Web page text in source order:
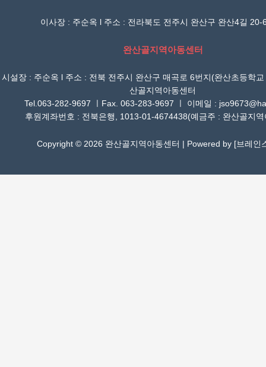
이사장 : 주순옥 l 주소 : 전라북도 전주시 완산구 완산4길 20-
완산골지역아동센터
시설장 : 주순옥 l 주소 : 전북 전주시 완산구 매곡로 6번지(완산초등학
산골지역아동센터
Tel.063-282-9697 ㅣFax. 063-283-9697 ㅣ 이메일 :
후원계좌번호 : 전북은행, 1013-01-4674438(예금주 : 완산골지
Copyright © 2026 완산골지역아동센터 | Powered by [브레인